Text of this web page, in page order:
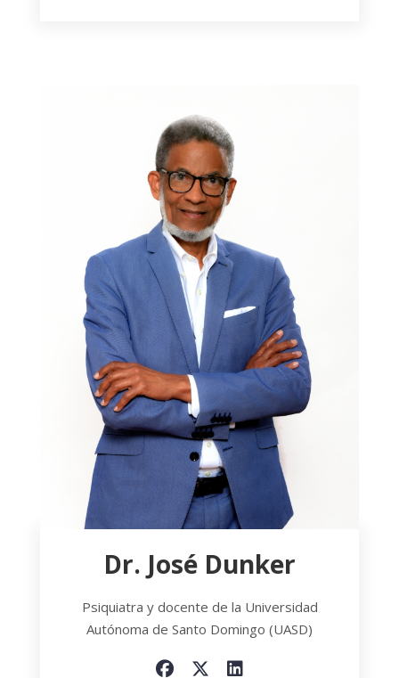
Dr. José Dunker
Psiquiatra y docente de la Universidad
Autónoma de Santo Domingo (UASD)